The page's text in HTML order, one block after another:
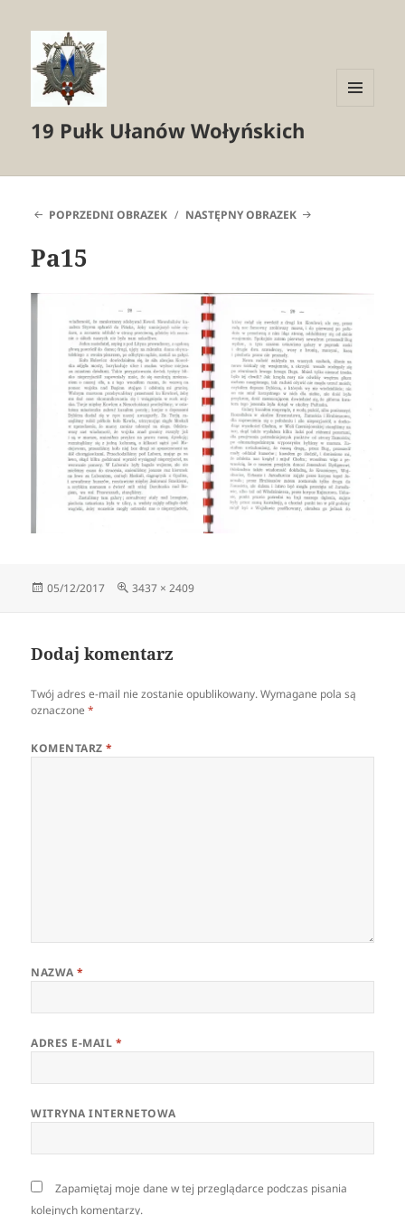
19 Pułk Ułanów Wołyńskich
POPRZEDNI OBRAZEK NASTĘPNY OBRAZEK
Pa15
Data
05/12/2017
Pełny
3437 × 2409
Dodaj komentarz
Twój adres e-mail nie zostanie opublikowany. Wymagane pola są
oznaczone*
KOMENTARZ*
NAZWA*
ADRES E-MAIL *
WITRYNA INTERNETOWA
Zapamiętaj moje dane w tej przeglądarce podczas pisania
kolejnych komentarzy.